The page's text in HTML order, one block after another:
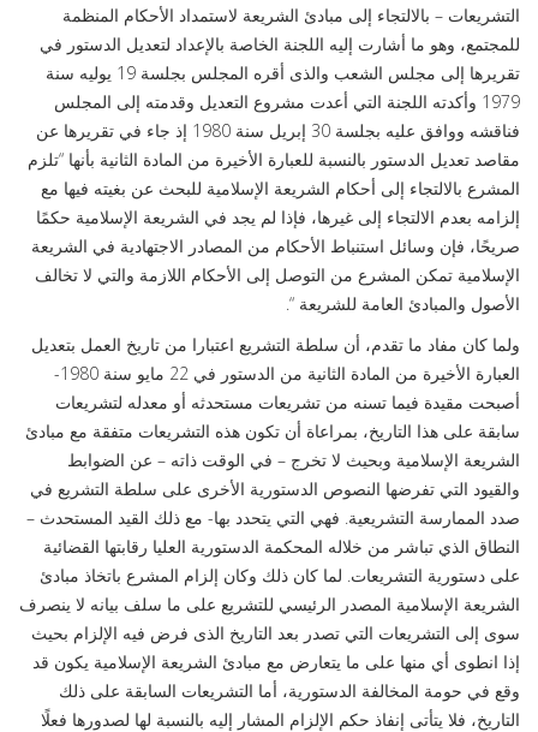
التشريعات – بالالتجاء إلى مبادئ الشريعة لاستمداد الأحكام المنظمة
للمجتمع، وهو ما أشارت إليه اللجنة الخاصة بالإعداد لتعديل الدستور في
تقريرها إلى مجلس الشعب والذى أقره المجلس بجلسة 19 يوليه سنة
1979 وأكدته اللجنة التي أعدت مشروع التعديل وقدمته إلى المجلس
فناقشه ووافق عليه بجلسة 30 إبريل سنة 1980 إذ جاء في تقريرها عن
مقاصد تعديل الدستور بالنسبة للعبارة الأخيرة من المادة الثانية بأنها “تلزم
المشرع بالالتجاء إلى أحكام الشريعة الإسلامية للبحث عن بغيته فيها مع
إلزامه بعدم الالتجاء إلى غيرها، فإذا لم يجد في الشريعة الإسلامية حكمًا
صريحًا، فإن وسائل استنباط الأحكام من المصادر الاجتهادية في الشريعة
الإسلامية تمكن المشرع من التوصل إلى الأحكام اللازمة والتي لا تخالف
الأصول والمبادئ العامة للشريعة “.
ولما كان مفاد ما تقدم، أن سلطة التشريع اعتبارا من تاريخ العمل بتعديل
العبارة الأخيرة من المادة الثانية من الدستور في 22 مايو سنة 1980-
أصبحت مقيدة فيما تسنه من تشريعات مستحدثه أو معدله لتشريعات
سابقة على هذا التاريخ، بمراعاة أن تكون هذه التشريعات متفقة مع مبادئ
الشريعة الإسلامية وبحيث لا تخرج – في الوقت ذاته – عن الضوابط
والقيود التي تفرضها النصوص الدستورية الأخرى على سلطة التشريع في
صدد الممارسة التشريعية. فهي التي يتحدد بها- مع ذلك القيد المستحدث –
النطاق الذي تباشر من خلاله المحكمة الدستورية العليا رقابتها القضائية
على دستورية التشريعات. لما كان ذلك وكان إلزام المشرع باتخاذ مبادئ
الشريعة الإسلامية المصدر الرئيسي للتشريع على ما سلف بيانه لا ينصرف
سوى إلى التشريعات التي تصدر بعد التاريخ الذى فرض فيه الإلزام بحيث
إذا انطوى أي منها على ما يتعارض مع مبادئ الشريعة الإسلامية يكون قد
وقع في حومة المخالفة الدستورية، أما التشريعات السابقة على ذلك
التاريخ، فلا يتأتى إنفاذ حكم الإلزام المشار إليه بالنسبة لها لصدورها فعلًا